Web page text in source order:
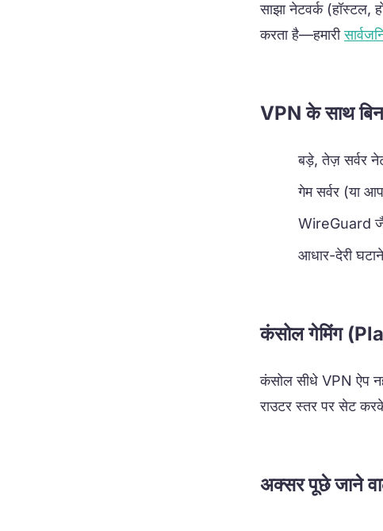
साझा नेटवर्क
करता है—हमारी
VPN के साथ
बड़े, तेज़ सर्वर
गेम सर्वर (या
WireGuard
आधार-देरी
कंसोल गेमिंग
कंसोल सीधे VPN ऐप
राउटर स्तर पर सेट
अक्सर पूछे जाने